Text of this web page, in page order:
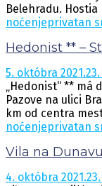
Belehradu. Hostia
noćenjeprivatan
Hedonist ** –
5. októbra 2021.
„Hedonist“ ** má
Pazove na ulici
km od centra
noćenjeprivatan
Vila na
4. októbra 2021.